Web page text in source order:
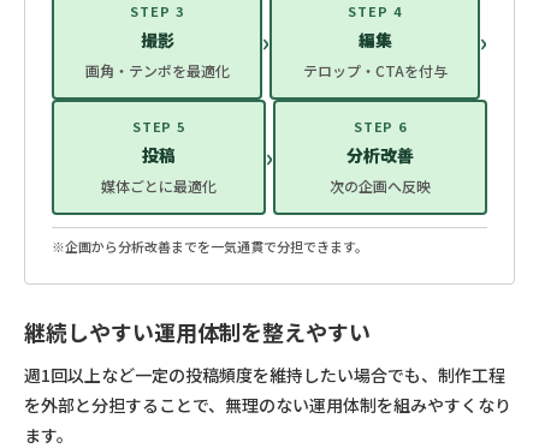
STEP 3
撮影
画角・テンポを最適化
›
STEP 4
編集
テロップ・CTAを付与
›
STEP 5
投稿
媒体ごとに最適化
›
STEP 6
分析改善
次の企画へ反映
※企画から分析改善までを一気通貫で分担できます。
継続しやすい運用体制を整えやすい
週1回以上など一定の投稿頻度を維持したい場合でも、制作工程
を外部と分担することで、無理のない運用体制を組みやすくなり
ます。